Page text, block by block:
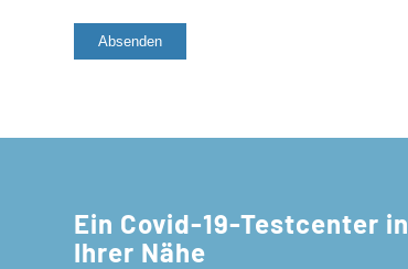
Ein Covid-19-Testcenter in
Ihrer Nähe